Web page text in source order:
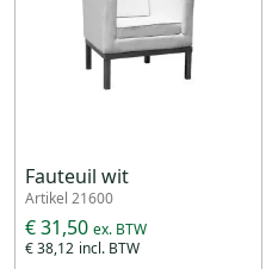
Fauteuil wit
Artikel 21600
€ 38,12
€ 31,50